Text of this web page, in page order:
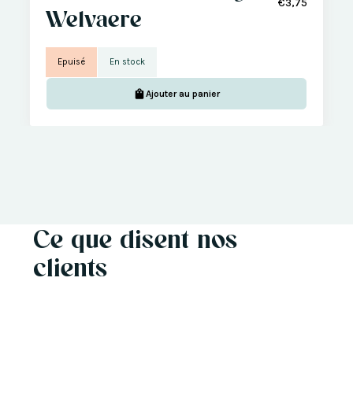
Welvaere
€3,75
Epuisé En stock
Ajouter au panier
Ce que disent nos
clients